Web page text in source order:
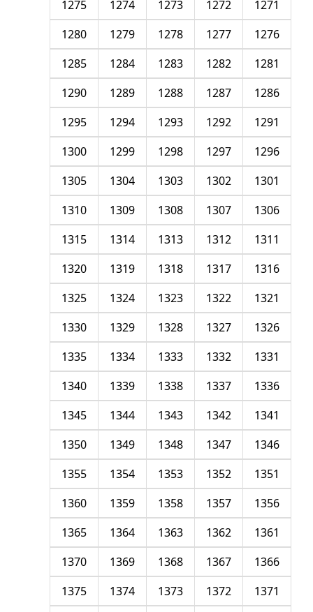
1271
1272
1273
1274
1275
1276
1277
1278
1279
1280
1281
1282
1283
1284
1285
1286
1287
1288
1289
1290
1291
1292
1293
1294
1295
1296
1297
1298
1299
1300
1301
1302
1303
1304
1305
1306
1307
1308
1309
1310
1311
1312
1313
1314
1315
1316
1317
1318
1319
1320
1321
1322
1323
1324
1325
1326
1327
1328
1329
1330
1331
1332
1333
1334
1335
1336
1337
1338
1339
1340
1341
1342
1343
1344
1345
1346
1347
1348
1349
1350
1351
1352
1353
1354
1355
1356
1357
1358
1359
1360
1361
1362
1363
1364
1365
1366
1367
1368
1369
1370
1371
1372
1373
1374
1375